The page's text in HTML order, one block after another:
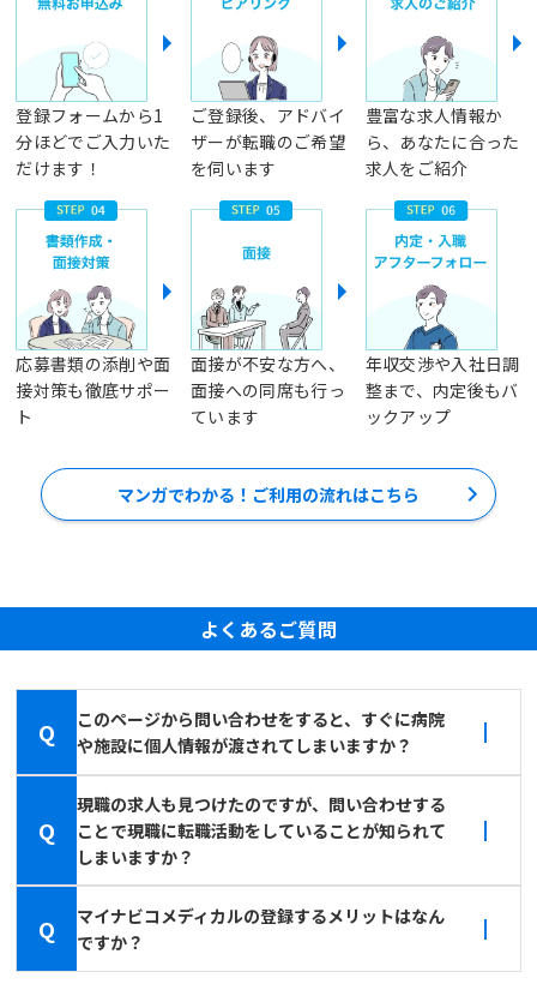
登録フォームから1
分ほどでご入力いた
だけます！
ご登録後、アドバイ
ザーが転職のご希望
を伺います
豊富な求人情報か
ら、あなたに合った
求人をご紹介
応募書類の添削や面
接対策も徹底サポー
ト
面接が不安な方へ、
面接への同席も行っ
ています
年収交渉や入社日調
整まで、内定後もバ
ックアップ
マンガでわかる！ご利用の流れはこちら
よくあるご質問
Q
このページから問い合わせをすると、すぐに病院
や施設に個人情報が渡されてしまいますか？
Q
現職の求人も見つけたのですが、問い合わせする
ことで現職に転職活動をしていることが知られて
しまいますか？
Q
マイナビコメディカルの登録するメリットはなん
ですか？